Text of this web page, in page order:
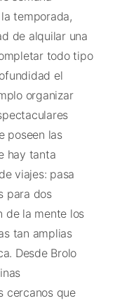
temporada,
de alquilar una
todo tipo
el
organizar
poseen las
hay tanta
viajes: pasa
para dos
de la mente los
tan amplias
Desde Brolo
cercanos que